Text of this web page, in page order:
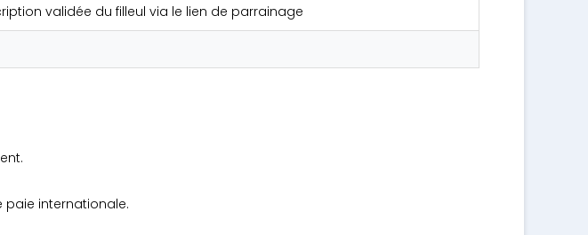
validée du filleul via le lien de parrainage
internationale.